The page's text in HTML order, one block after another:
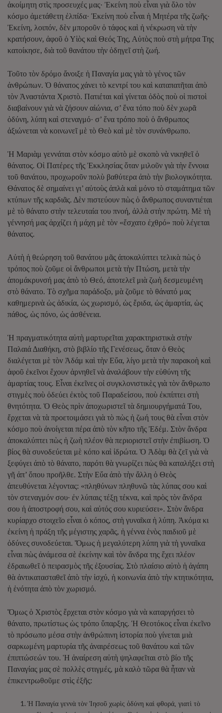
ἀκοίμητη στὶς προσευχές μας· Ἐκείνη ποὺ εἶναι γιὰ ὅλο τὸν
κόσμο ἀμετάθετη ἐλπίδα· Ἐκείνη ποὺ εἶναι ἡ Μητέρα τῆς ζωῆς·
Ἐκείνη, λοιπόν, δὲν μποροῦν ὁ τάφος καὶ ἡ νέκρωση νὰ τὴν
κρατήσουν, ἀφοῦ ὁ Υἱὸς καὶ Θεός Της, Αὐτὸς ποὺ στὴ μήτρα Της
κατοίκησε, διὰ τοῦ θανάτου τὴν ὁδηγεῖ στὴ ζωή.
Τοῦτο τὸν δρόμο ἄνοιξε ἡ Παναγία μας γιὰ τὸ γένος τῶν
ἀνθρώπων. Ὁ θάνατος χάνει τὸ κεντρί του καὶ καταπατῆται ἀπὸ
τὸν Ἀναστάντα Χριστὸ. Πατιέται καὶ γίνεται ὁδὸς ποὺ οἱ πιστοὶ
διαβαίνουν γιὰ νὰ ζήσουν αἰώνια, σ’ ἕνα τόπο ποὺ δὲν χωρᾶ
ὀδύνη, λύπη καὶ στεναγμό· σ’ ἕνα τρόπο ποὺ ὁ ἄνθρωπος
ἀξιώνεται νὰ κοινωνεῖ μὲ τὸ Θεὸ καὶ μὲ τὸν συνάνθρωπο.
Ἡ Μαριὰμ γεννάται στὸν κόσμο αὐτὸ μὲ σκοπὸ νὰ νικηθεῖ ὁ
θάνατος. Οἱ Πατέρες τῆς Ἐκκλησίας ὅταν μιλοῦν γιὰ τὴν ἔννοια
τοῦ θανάτου, προχωροῦν πολὺ βαθύτερα ἀπὸ τὴν βιολογικότητα.
Θάνατος δὲ σημαίνει γι’ αὐτοὺς ἀπλὰ καὶ μόνο τὸ σταμάτημα τῶν
κτύπων τῆς καρδιᾶς. Δὲν πιστεύουν πὼς ὁ ἄνθρωπος συναντιέται
μὲ τὸ θάνατο στὴν τελευταία του πνοή, ἀλλὰ στὴν πρώτη. Μὲ τὴ
γέννησή μας ἀρχίζει ἡ μάχη μὲ τὸν «ἔσχατο ἐχθρό» ποὺ λέγεται
θάνατος.
Αὐτὴ ἡ θεώρηση τοῦ θανάτου μᾶς ἀποκαλύπτει τελικὰ πὼς ὁ
τρόπος ποὺ ζοῦμε οἱ ἄνθρωποι μετὰ τὴν Πτώση, μετὰ τὴν
ἀπομάκρυνσή μας ἀπὸ τὸ Θεό, ἀποτελεῖ μιὰ ζωὴ δεσμευμένη
στὸ θάνατο. Τὸ σχῆμα παράδοξο, μὰ ζοῦμε τὸ θάνατό μας
καθημερινὰ ὡς ἀδικία, ὡς χωρισμό, ὡς ἔριδα, ὡς ἁμαρτία, ὡς
πάθος, ὡς πόνο, ὡς ἀσθένεια.
Ἡ πραγματικότητα αὐτὴ μαρτυρεῖται χαρακτηριστικὰ στὴν
Παλαιά Διαθήκη, στὸ βιβλίο τῆς Γενέσεως, ὅταν ὁ Θεὸς
διαλέγεται μὲ τὸν Ἀδάμ καὶ τὴν Εὔα, λίγο μετὰ τὴν παρακοὴ καὶ
ἀφοῦ ἐκεῖνοι ἔχουν ἀρνηθεῖ νὰ ἀναλάβουν τὴν εὐθύνη τῆς
ἁμαρτίας τους. Εἶναι ἐκεῖνες οἰ συγκλονιστικὲς γιὰ τὸν ἄνθρωπο
στιγμὲς ποὺ ὁδεύει ἐκτὸς τοῦ Παραδείσου, ποὺ ἐκπίπτει στὴ
θνητότητα. Ὁ Θεὸς πρὶν ἀποχωριστεῖ τὰ δημιουργήματά Του,
ἔρχεται νὰ τὰ προετοιμάσει γιὰ τὸ πὼς ἡ ζωή τους θὰ εἶναι στὸν
κόσμο ποὺ ἀνοίγεται πέρα ἀπὸ τὸν κῆπο τῆς Ἐδέμ. Στὸν ἄνδρα
ἀποκαλύπτει πὼς ἡ ζωὴ πλέον θὰ περιοριστεῖ στὴν ἐπιβίωση. Ὁ
βίος θὰ συνοδεύεται μὲ κόπο καὶ ἰδρώτα. Ὁ Ἀδὰμ θὰ ζεῖ γιὰ νὰ
ξεφύγει ἀπὸ τὸ θάνατο, παρότι θὰ γνωρίζει πὼς θὰ καταλήξει στὴ
γῆ ἀπ’ ὅπου προῆλθε. Στὴν Εὔα ἀπὸ τὴν ἄλλη ὁ Θεὸς
ἀπευθύνεται λέγοντας: «πληθύνων πληθυνῶ τὰς λύπας σου καὶ
τὸν στεναγμόν σου· ἐν λύπαις τέξῃ τέκνα, καὶ πρὸς τὸν ἄνδρα
σου ἡ ἀποστροφή σου, καὶ αὐτός σου κυριεύσει». Στὸν ἄνδρα
κυρίαρχο στοιχεῖο εἶναι ὁ κόπος, στὴ γυναῖκα ἡ λύπη. Ἀκόμα κι
ἐκείνη ἡ πράξη τῆς μέγιστης χαρᾶς, ἡ γέννα ἑνὸς παιδιοῦ μὲ
ὀδύνες συνοδεύεται. Ὅμως ἡ μεγαλύτερη λύπη γιὰ τὴ γυναῖκα
εἶναι πὼς ἀνάμεσα σὲ ἐκείνην καὶ τὸν ἄνδρα της ἔχει πλέον
ἐδραιωθεῖ ὁ πειρασμὸς τῆς ἐξουσίας. Στὸ πλαίσιο αὐτὸ ἡ ἀγάπη
θὰ ἀντικατασταθεῖ ἀπὸ τὴν ἰσχύ, ἡ κοινωνία ἀπὸ τὴν κτητικότητα,
ἡ ἑνότητα ἀπὸ τὸν χωρισμό.
Ὅμως ὁ Χριστὸς ἔρχεται στὸν κόσμο γιὰ νὰ καταργήσει τὸ
θάνατο, πρωτίστως ὡς τρόπο ὕπαρξης. Ἡ Θεοτόκος εἶναι ἐκεῖνο
τὸ πρόσωπο μέσα στὴν ἀνθρώπινη ἱστορία ποὺ γίνεται μιὰ
σαρκωμένη μαρτυρία τῆς ἀναιρέσεως τοῦ θανάτου καὶ τῶν
ἐπιπτώσεών του. Ἡ ἀναίρεση αὐτὴ ψηλαφεῖται στὸ βίο τῆς
Παναγίας μας σὲ πολλὲς στιγμές, μὰ καλὸ τῶρα θὰ ἦταν νὰ
ἐπικεντρωθοῦμε στὶς ἐξῆς:
Ἡ Παναγία γεννὰ τὸν Ἰησοῦ χωρὶς ὀδύνη καὶ φθορά, γιατὶ τὸ